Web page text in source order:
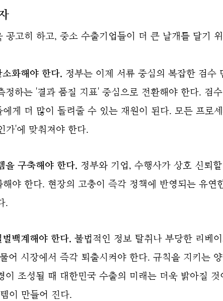
고히 하고, 중소 수출기업들이 더 큰 날개를 달기
화해야 한다. 정부는 이제 서류 중심의 복잡한 검수
하는 '결과 품질 지표' 중심으로 전환해야 한다. 검
게 더 많이 돌려줄 수 있는 재원이 된다. 모든 프로
가'에 맞춰져야 한다.
을 구축해야 한다. 정부와 기업, 수행사가 상호 신뢰
야 한다. 현장의 고충이 즉각 정책에 반영되는 유연
.
백계해야 한다. 불법적인 정보 탈취나 부당한 리베
어 시장에서 즉각 퇴출시켜야 한다. 규칙을 지키는
조성될 때 대한민국 수출의 미래는 더욱 밝아질 것
이 만들어 진다.